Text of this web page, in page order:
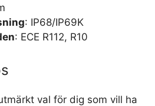
: IP68/IP69K
: ECE R112, R10
val för dig som vill ha